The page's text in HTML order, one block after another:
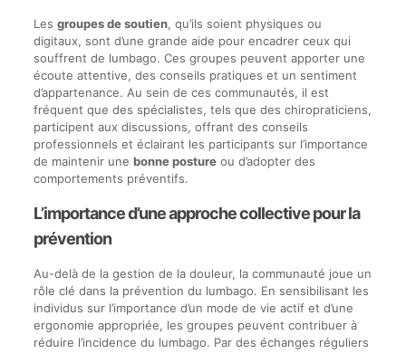
Les groupes de soutien, qu’ils soient physiques ou
digitaux, sont d’une grande aide pour encadrer ceux qui
souffrent de lumbago. Ces groupes peuvent apporter une
écoute attentive, des conseils pratiques et un sentiment
d’appartenance. Au sein de ces communautés, il est
fréquent que des spécialistes, tels que des chiropraticiens,
participent aux discussions, offrant des conseils
professionnels et éclairant les participants sur l’importance
de maintenir une bonne postureou d’adopter des
comportements préventifs.
L’importance d’une approche collective pour la
prévention
Au-delà de la gestion de la douleur, la communauté joue un
rôle clé dans la prévention du lumbago. En sensibilisant les
individus sur l’importance d’un mode de vie actif et d’une
ergonomie appropriée, les groupes peuvent contribuer à
réduire l’incidence du lumbago. Par des échanges réguliers